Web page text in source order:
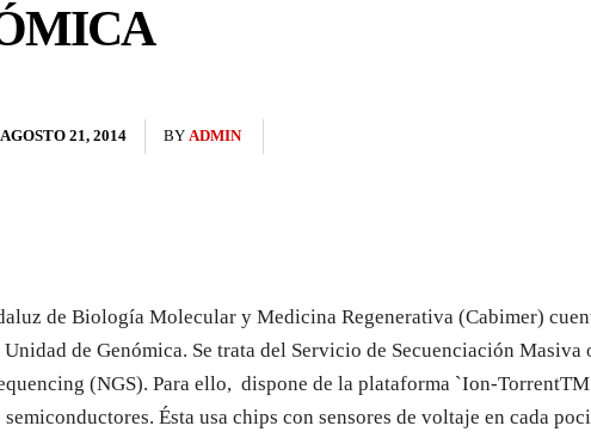
AGOSTO 21, 2014 BY ADMIN
de Biología Molecular y Medicina Regenerativa (Cabimer)
de Genómica. Se trata del Servicio de Secuenciación Masiva
(NGS). Para ello, dispone de la plataforma `Ion-
Ésta usa chips con sensores de voltaje en cada